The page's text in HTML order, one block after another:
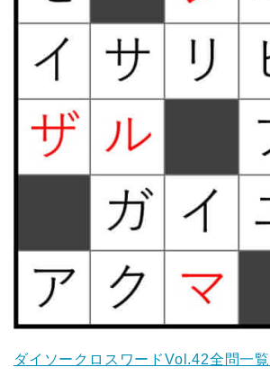
ダイソークロスワードVol.42全問一